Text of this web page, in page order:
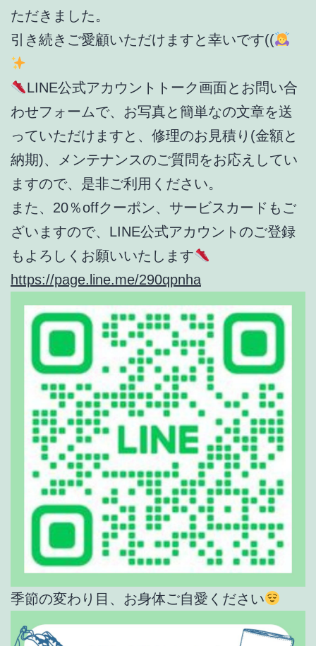
ただきました。
引き続きご愛顧いただけますと幸いです((
LINE公式アカウントトーク画面とお問い合
わせフォームで、お写真と簡単なの文章を送
っていただけますと、修理のお見積り(金額と
納期)、メンテナンスのご質問をお応えしてい
ますので、是非ご利用ください。
また、20％offクーポン、サービスカードもご
ざいますので、LINE公式アカウントのご登録
もよろしくお願いいたします
https://page.line.me/290qpnha
季節の変わり目、お身体ご自愛ください